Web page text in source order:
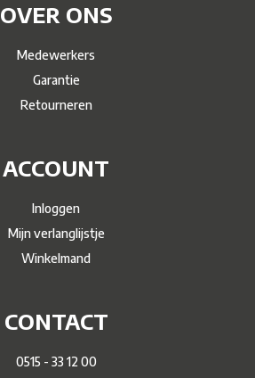
OVER ONS
Medewerkers
Garantie
Retourneren
ACCOUNT
Inloggen
Mijn verlanglijstje
Winkelmand
CONTACT
0515 - 33 12 00